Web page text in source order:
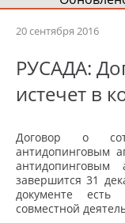
20 сентября 2016
РУСАДА:
истечет в
Договор о
антидопинговым
антидопинговым
завершится 31
документе
совместной